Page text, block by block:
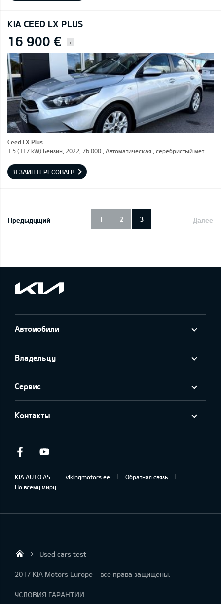
KIA CEED LX PLUS
16 900 € i
Ceed LX Plus
1.5 (117 kW) Бензин, 2022, 76 000 , Автоматическая , серебристый мет.
Я ЗАИНТЕРЕСОВАН!
Предыдущий Далее
1 2 3
Автомобили
Владельцу
Сервис
Контакты
Facebook
KIA AUTO AS vikingmotors.ee
Обратная связь
По всему миру
Viking Motors - Kia продажа,
Used cars test
2017 KIA Motors Europe - все права защищены.
УСЛОВИЯ ГАРАНТИИ